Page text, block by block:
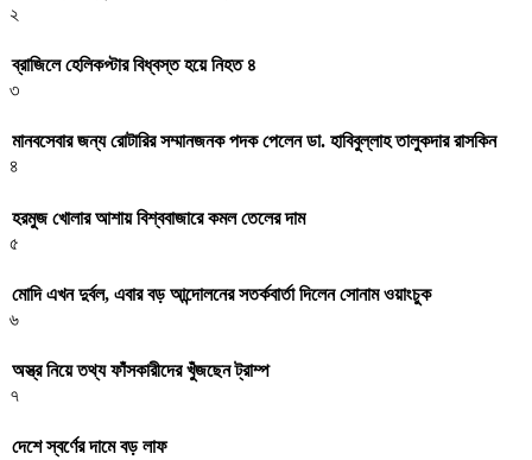
২
ব্রাজিলে হেলিকপ্টার বিধ্বস্ত হয়ে নিহত ৪
৩
মানবসেবার জন্য রোটারির সম্মানজনক পদক পেলেন ডা. হাবিবুল্লাহ তালুকদার রাসকিন
৪
হরমুজ খোলার আশায় বিশ্ববাজারে কমল তেলের দাম
৫
মোদি এখন দুর্বল, এবার বড় আন্দোলনের সতর্কবার্তা দিলেন সোনাম ওয়াংচুক
৬
অস্ত্র নিয়ে তথ্য ফাঁসকারীদের খুঁজছেন ট্রাম্প
৭
দেশে স্বর্ণের দামে বড় লাফ